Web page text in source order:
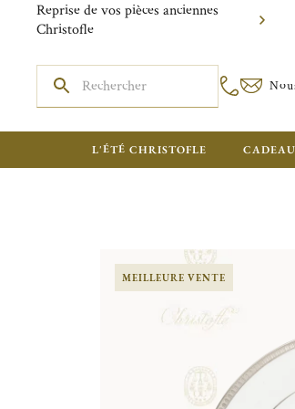
Reprise de vos pièces anciennes
Christofle
L'ÉTÉ CHRISTOFLE
MEILLEURE VENTE